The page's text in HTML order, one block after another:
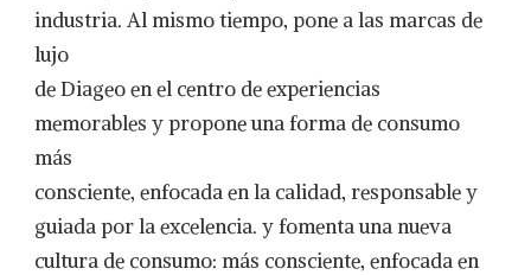
industria. Al mismo tiempo, pone a las marcas de
lujo
de Diageo en el centro de experiencias
memorables y propone una forma de consumo
más
consciente, enfocada en la calidad, responsable y
guiada por la excelencia. y fomenta una nueva
cultura de consumo: más consciente, enfocada en